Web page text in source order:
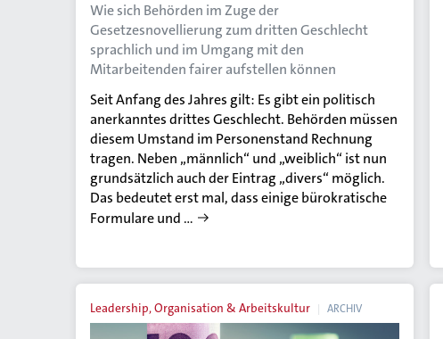
Wie sich Behörden im Zuge der
Gesetzesnovellierung zum dritten Geschlecht
sprachlich und im Umgang mit den
Mitarbeitenden fairer aufstellen können
Seit Anfang des Jahres gilt: Es gibt ein politisch
anerkanntes drittes Geschlecht. Behörden müssen
diesem Umstand im Personenstand Rechnung
tragen. Neben „männlich“ und „weiblich“ ist nun
grundsätzlich auch der Eintrag „divers“ möglich.
Das bedeutet erst mal, dass einige bürokratische
Formulare und …
Leadership, Organisation & Arbeitskultur ARCHIV